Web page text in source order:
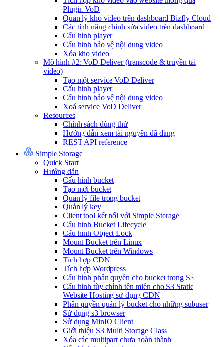
Plugin VoD
Quản lý kho video trên dashboard Bizfly Cloud
Các tính năng chỉnh sửa video trên dashboard
Cấu hình player
Cấu hình bảo vệ nội dung video
Xóa kho video
Mô hình #2: VoD Deliver (transcode & truyền tải
video)
Tạo một service VoD Deliver
Cấu hình player
Cấu hình bảo vệ nội dung video
Xoá service VoD Deliver
Resources
Chính sách dùng thử
Hướng dẫn xem tài nguyên đã dùng
REST API reference
Simple Storage
Quick Start
Hướng dẫn
Cấu hình bucket
Tạo mới bucket
Quản lý file trong bucket
Quản lý key
Client tool kết nối với Simple Storage
Cấu hình Bucket Lifecycle
Cấu hình Object Lock
Mount Bucket trên Linux
Mount Bucket trên Windows
Tích hợp CDN
Tích hợp Wordpress
Cấu hình phân quyền cho bucket trong S3
Cấu hình tùy chỉnh tên miền cho S3 Static
Website Hosting sử dụng CDN
Phân quyền quản lý bucket cho những subuser
Sử dụng s3 browser
Sử dụng MinIO Client
Giới thiệu S3 Multi Storage Class
Xóa các multipart chưa hoàn thành